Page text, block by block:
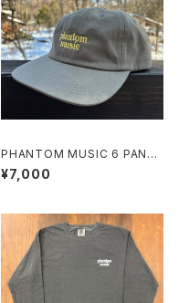
PHANTOM MUSIC 6 PANEL
(SEQUEL CD同梱)
¥7,000